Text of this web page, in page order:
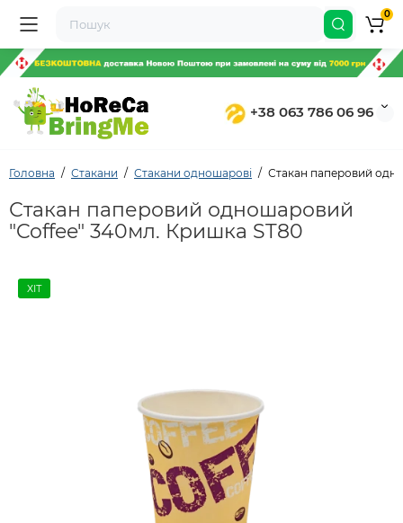
+38 063 786 06 96
0
Головна Стакани Стакани одношарові Стакан паперовий
Стакан паперовий одношаровий
"Coffee" 340мл. Кришка ST80
ХІТ